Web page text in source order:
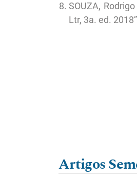
SOUZA,
Ltr, 3a. ed.
Artigos